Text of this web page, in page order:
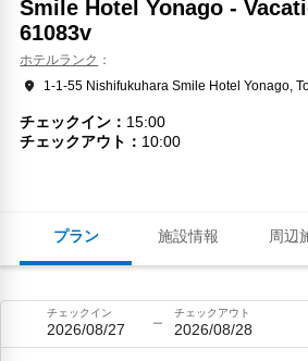
プラン 施設情報 周辺
Smile Hotel Yonago -
61083v
ホテルランク
1-1-55 Nishifukuhara Smile Hotel Yonago,
チェックイン
15:00
チェックアウト
10:00
チェックイン
2026/08/27
チェックアウト
2026/08/28